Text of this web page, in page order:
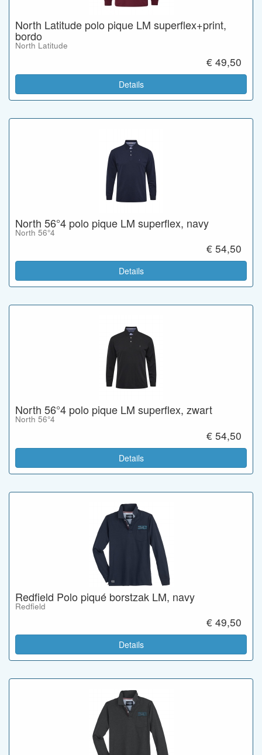
North Latitude polo pique LM superflex+print,
bordo
North Latitude
€ 49,50
Details
North 56°4 polo pique LM superflex, navy
North 56°4
€ 54,50
Details
North 56°4 polo pique LM superflex, zwart
North 56°4
€ 54,50
Details
Redfield Polo piqué borstzak LM, navy
Redfield
€ 49,50
Details